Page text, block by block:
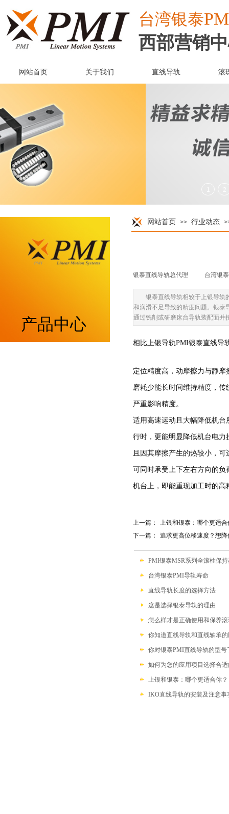
台湾银泰
西部营销
网站首页 关于我们 直线导轨 滚
网站首页 >> 行业动态
银泰直线导轨总代理 台湾银
银泰直线导轨相较于上银导轨
和润滑不足导致的精度问题。银泰
通过铣削或研磨床台导轨装配面并
相比上银导轨PMI银泰直线导
定位精度高，动摩擦力与静
磨耗少能长时间维持精度，
严重影响精度。
适用高速运动且大幅降低机
行时，更能明显降低机台电力
且因其摩擦产生的热较小，
可同时承受上下左右方向的
机台上，即能重现加工时的高
上一篇：
上银和银泰：哪个更适合
下一篇：
追求更高位移速度？想
产品中心
PMI银泰MSR系列全滚柱保
台湾银泰PMI导轨寿命
直线导轨长度的选择方法
这是选择银泰导轨的理由
怎么样才是正确使用和保养
你知道直线导轨和直线轴承
你对银泰PMI直线导轨的型号
如何为您的应用项目选择合
上银和银泰：哪个更适合你？
IKO直线导轨的安装及注意事